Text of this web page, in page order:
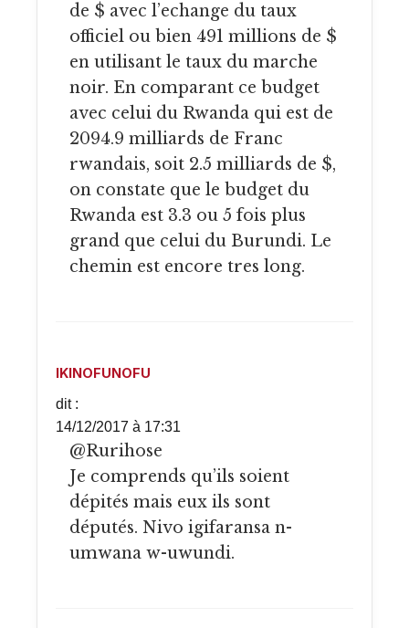
de $ avec l’echange du taux
officiel ou bien 491 millions de $
en utilisant le taux du marche
noir. En comparant ce budget
avec celui du Rwanda qui est de
2094.9 milliards de Franc
rwandais, soit 2.5 milliards de $,
on constate que le budget du
Rwanda est 3.3 ou 5 fois plus
grand que celui du Burundi. Le
chemin est encore tres long.
IKINOFUNOFU
dit :
14/12/2017 à 17:31
@Rurihose
Je comprends qu’ils soient
dépités mais eux ils sont
députés. Nivo igifaransa n-
umwana w-uwundi.